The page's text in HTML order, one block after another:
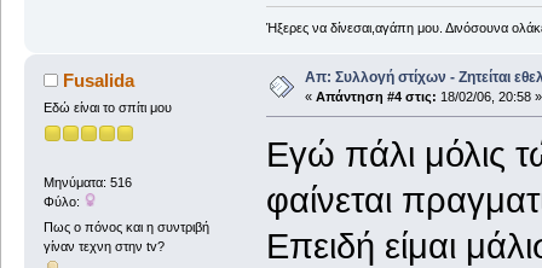
Ήξερες να δίνεσαι,αγάπη μου. Δινόσουνα
Fusalida
Εδώ είναι το σπίτι μου
Μηνύματα: 516
Φύλο:
Πως ο πόνος και η συντριβή
γίναν τεχνη στην tv?
Απ: Συλλογή στίχων - Ζητείται
« Απάντηση #4 στις: 18/02/06, 20:58 »
Εγώ πάλι μόλις
φαίνεται
Επειδή είμαι